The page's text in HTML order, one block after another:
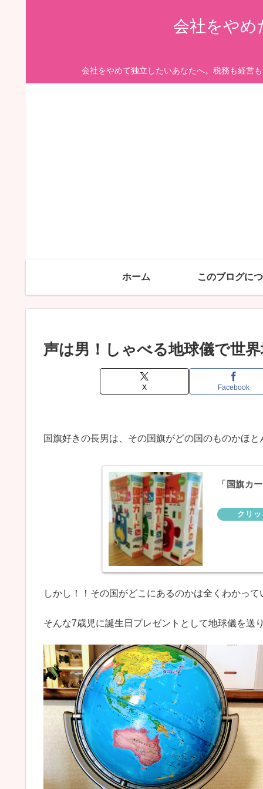
会社をやめ
会社をやめて独立したいあなたへ。税務も経営
ホーム このブログに
声は男！しゃべる地球儀で世
X Facebook
国旗好きの長男は、その国旗がどの国のものかほ
「国旗カ
しかし！！その国がどこにあるのかは全くわかって
そんな7歳児に誕生日プレゼントとして地球儀を送